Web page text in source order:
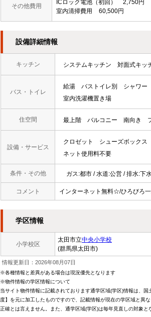
その他費用
ICロック電池（初回）
2,750円
室内清掃費用
60,500円
設備詳細情報
キッチン システムキッチン 対面式キッ
バス・トイレ
給湯 バストイレ別 シャワー
室内洗濯機置き場
住空間 最上階 バルコニー 南向き
設備・サービス
クロゼット シューズボックス
ネット使用料不要
条件・その他 ガス:都市 / 水道:公営 / 排水:下
コメント インターネット無料☆/ひろびろ
学区情報
小学校区
太田市立中央小学校
(群馬県太田市)
情報更新日：2026年08月07日
※各種情報と差異がある場合は現況優先となります
※物件情報の学区情報について
当サイト物件情報に記載されております通学区域(学区)情報は、
度】を元に加工したものですので、記載情報が現在の学区域と異
正確とは言えません。また、通学区域(学区)は毎年見直しの対象